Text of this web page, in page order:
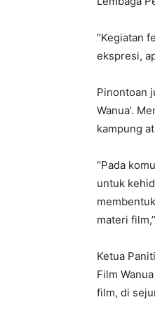
“Kegiatan
ekspresi,
Pinontoan
Wanua’.
kampung
“Pada
untuk
materi
Ketua
Film
film, di